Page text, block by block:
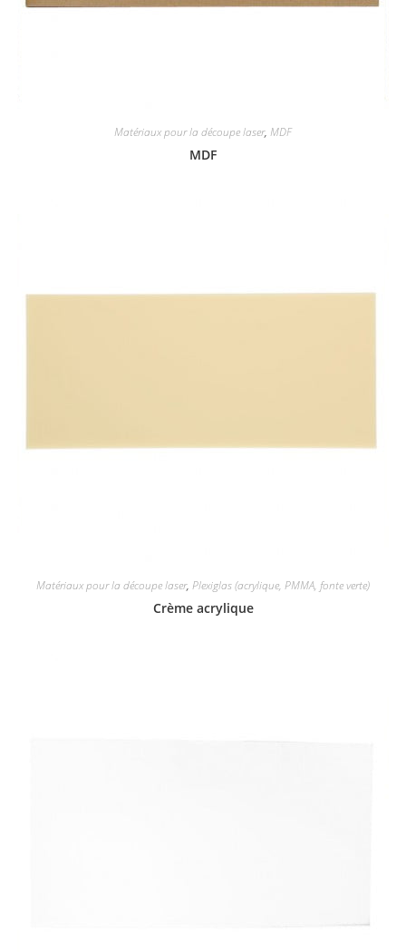
Matériaux pour la découpe laser, MDF
MDF
Matériaux pour la découpe laser, Plexiglas (acrylique, PMMA, fonte verte)
Crème acrylique